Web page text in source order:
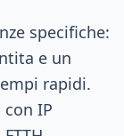
specifiche:
e un
rapidi.
IP